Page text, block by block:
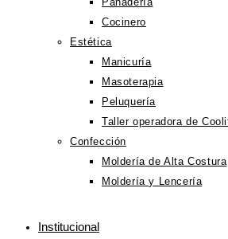
Cocinero
Estética
Manicuría
Masoterapia
Peluquería
Taller operadora de
Confección
Moldería de Alta Costura
Moldería y Lencería
Institucional